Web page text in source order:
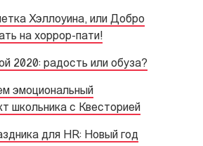
Хэллоуина, или Добро
на хоррор-пати!
2020: радость или обуза?
эмоциональный
школьника с Квесторией
для HR: Новый год